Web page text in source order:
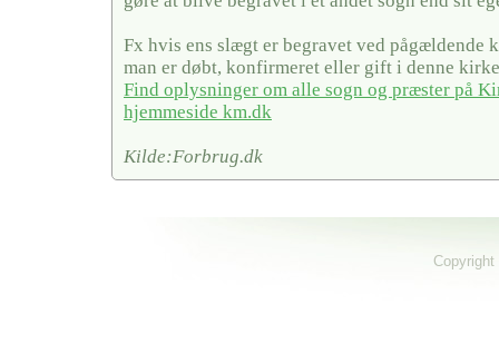
Fx hvis ens slægt er begravet ved pågældende
man er døbt, konfirmeret eller gift i denne
Find oplysninger om alle sogn og præster på
hjemmeside km.dk
Kilde:Forbrug.dk